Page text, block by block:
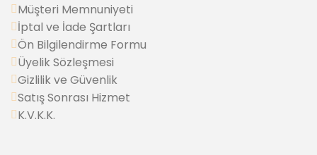
Müşteri Memnuniyeti
İptal ve İade Şartları
Ön Bilgilendirme Formu
Üyelik Sözleşmesi
Gizlilik ve Güvenlik
Satış Sonrası Hizmet
K.V.K.K.